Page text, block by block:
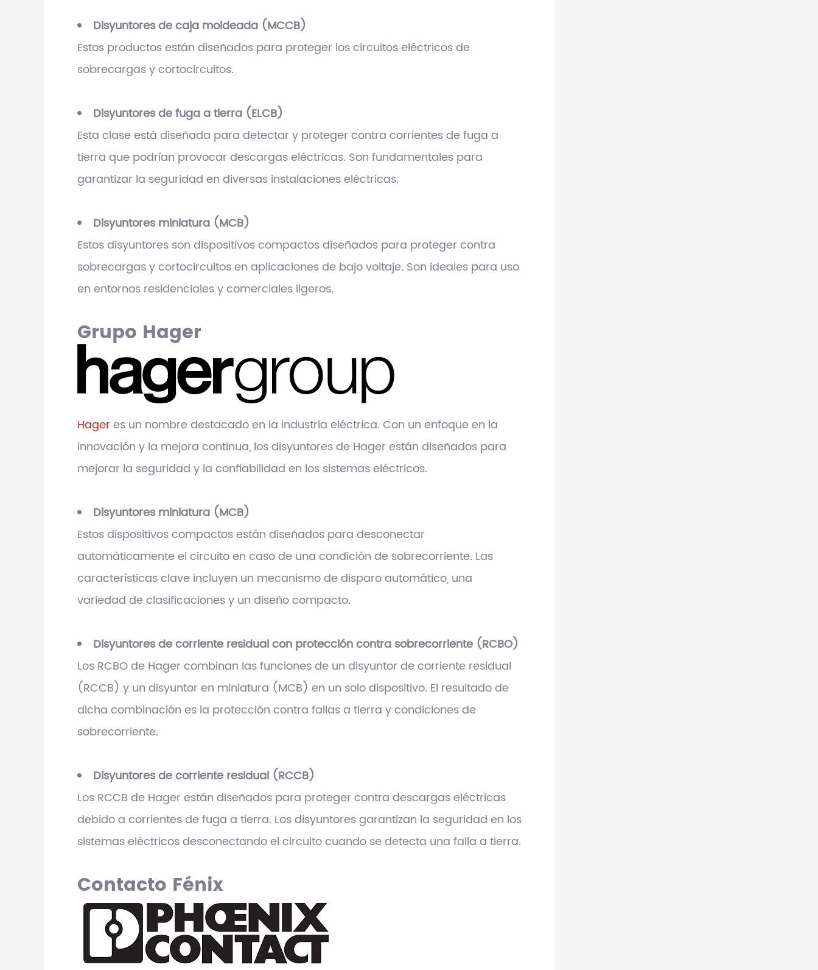
Disyuntores de caja moldeada (MCCB)
Estos productos están diseñados para proteger los circuitos eléctricos de
sobrecargas y cortocircuitos.
Disyuntores de fuga a tierra (ELCB)
Esta clase está diseñada para detectar y proteger contra corrientes de fuga a
tierra que podrían provocar descargas eléctricas. Son fundamentales para
garantizar la seguridad en diversas instalaciones eléctricas.
Disyuntores miniatura (MCB)
Estos disyuntores son dispositivos compactos diseñados para proteger contra
sobrecargas y cortocircuitos en aplicaciones de bajo voltaje. Son ideales para uso
en entornos residenciales y comerciales ligeros.
Grupo Hager
Hager es un nombre destacado en la industria eléctrica. Con un enfoque en la
innovación y la mejora continua, los disyuntores de Hager están diseñados para
mejorar la seguridad y la confiabilidad en los sistemas eléctricos.
Disyuntores miniatura (MCB)
Estos dispositivos compactos están diseñados para desconectar
automáticamente el circuito en caso de una condición de sobrecorriente. Las
características clave incluyen un mecanismo de disparo automático, una
variedad de clasificaciones y un diseño compacto.
Disyuntores de corriente residual con protección contra sobrecorriente (RCBO)
Los RCBO de Hager combinan las funciones de un disyuntor de corriente residual
(RCCB) y un disyuntor en miniatura (MCB) en un solo dispositivo. El resultado de
dicha combinación es la protección contra fallas a tierra y condiciones de
sobrecorriente.
Disyuntores de corriente residual (RCCB)
Los RCCB de Hager están diseñados para proteger contra descargas eléctricas
debido a corrientes de fuga a tierra. Los disyuntores garantizan la seguridad en los
sistemas eléctricos desconectando el circuito cuando se detecta una falla a tierra.
Contacto Fénix